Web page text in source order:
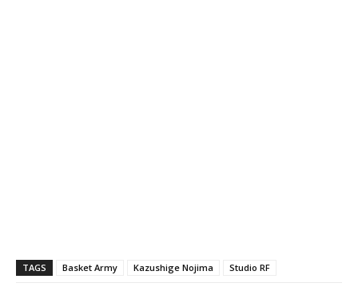
TAGS Basket Army Kazushige Nojima Studio RF